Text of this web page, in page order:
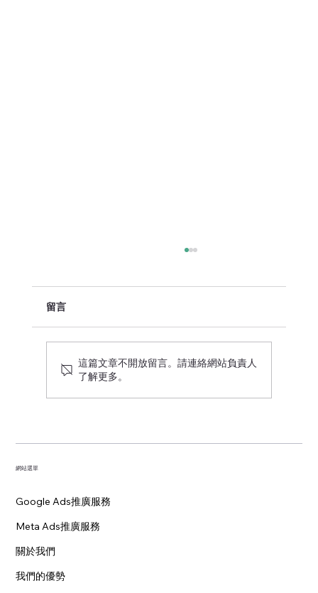
設計網上媒體計劃注意事宜
留言
這篇文章不開放留言。請連絡網站負責人
了解更多。
網站選單
Google Ads推廣服務
Meta Ads推廣服務
關於我們
我們的優勢